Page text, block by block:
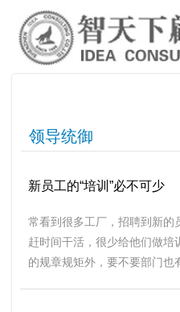
领导统御
新员工的“培训”必不可少
常看到很多工厂，招聘到新的
赶时间干活，很少给他们做培
的规章规矩外，要不要部门也